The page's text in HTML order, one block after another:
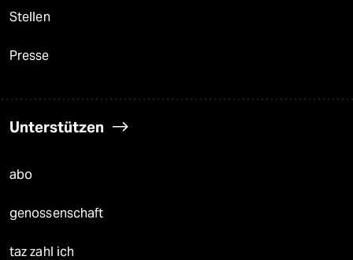
Stellen
Presse
Unterstützen
abo
genossenschaft
taz zahl ich